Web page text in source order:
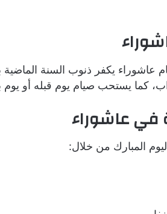
عاشوراء يكفر ذنوب السنة
كما يستحب صيام يوم قبله أو يوم
في عاشوراء
المبارك من خلال: